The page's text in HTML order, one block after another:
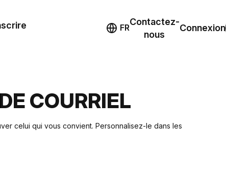
FR
Contactez-
nous
Connexion
COURRIEL
celui qui vous convient. Personnalisez-le dans les